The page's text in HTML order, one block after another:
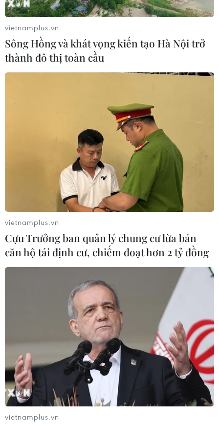
vietnamplus.vn
Sông Hồng và khát vọng kiến tạo Hà Nội trở
thành đô thị toàn cầu
vietnamplus.vn
Cựu Trưởng ban quản lý chung cư lừa bán
căn hộ tái định cư, chiếm đoạt hơn 2 tỷ đồng
vietnamplus.vn